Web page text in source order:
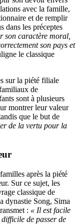
avec la famille,
et de remplir
dans les préceptes
son caractère moral,
son pays et
le classique
sur la piété filiale
de
sont à plusieurs
montrer leur valeur
que le but de
de la vertu pour la
après la piété
Sur ce sujet, les
classique de
dynastie Song, Sima
: « Il est facile
de passer de